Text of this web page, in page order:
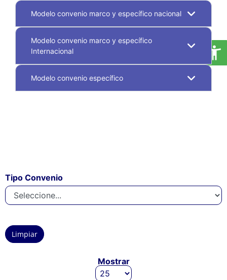
Modelo convenio marco y específico nacional
Modelo convenio marco y específico
Internacional
Modelo convenio específico
Tipo Convenio
Limpiar
Mostrar